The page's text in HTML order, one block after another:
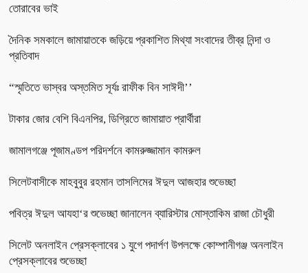
তোরাবের ভাই
দৈনিক সমকালে জামায়াতকে জড়িয়ে প্রকাশিত মিথ্যা সংবাদের তীব্র নিন্দা ও
প্রতিবাদ
“স্মৃতিতে ভাস্বর অস্তমিত সূর্যঃ রাফীক বিন সাঈদী’’
টাকার জোর বেশি বিএনপির, ডিগ্রিতে জামায়াত প্রার্থীরা
জামালগঞ্জে পূজামণ্ডপ পরিদর্শনে কামরুজ্জামান কামরুল
সিলেটবাসীকে মাহবুবুর রহমান তাসলিমের ঈদুল আজহার শুভেচ্ছা
পবিত্র ঈদুল আযহা‘র শুভেচ্ছা জানালেন ব্যারিস্টার মোস্তাকিম রাজা চৌধুরী
সিলেট অনলাইন প্রেসক্লাবের ১ যুগে পদার্পণ উপলক্ষে কোম্পানীগঞ্জ অনলাইন
প্রেসক্লাবের শুভেচ্ছা